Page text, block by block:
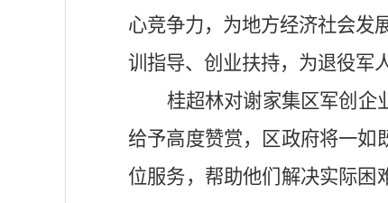
心竞争力，为地方经济社会发
训指导、创业扶持，为退役军
桂超林对谢家集区军创企
给予高度赞赏，区政府将一如
位服务，帮助他们解决实际困